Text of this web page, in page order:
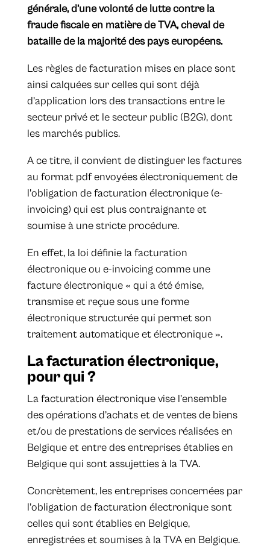
générale, d’une volonté de lutte contre la
fraude fiscale en matière de TVA, cheval de
bataille de la majorité des pays européens.
Les règles de facturation mises en place sont
ainsi calquées sur celles qui sont déjà
d’application lors des transactions entre le
secteur privé et le secteur public (B2G), dont
les marchés publics.
A ce titre, il convient de distinguer les factures
au format pdf envoyées électroniquement de
l'obligation de facturation électronique (e-
invoicing) qui est plus contraignante et
soumise à une stricte procédure.
En effet, la loi définie la facturation
électronique ou e-invoicing comme une
facture électronique « qui a été émise,
transmise et reçue sous une forme
électronique structurée qui permet son
traitement automatique et électronique ».
La facturation électronique,
pour qui ?
La facturation électronique vise l’ensemble
des opérations d’achats et de ventes de biens
et/ou de prestations de services réalisées en
Belgique et entre des entreprises établies en
Belgique qui sont assujetties à la TVA.
Concrètement, les entreprises concernées par
l’obligation de facturation électronique sont
celles qui sont établies en Belgique,
enregistrées et soumises à la TVA en Belgique.